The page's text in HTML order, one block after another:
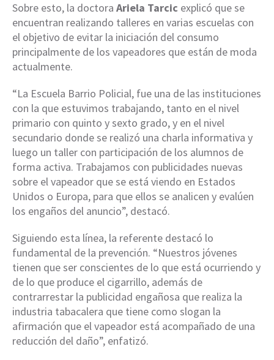
Sobre esto, la doctora Ariela Tarcic explicó que se
encuentran realizando talleres en varias escuelas con
el objetivo de evitar la iniciación del consumo
principalmente de los vapeadores que están de moda
actualmente.
“La Escuela Barrio Policial, fue una de las instituciones
con la que estuvimos trabajando, tanto en el nivel
primario con quinto y sexto grado, y en el nivel
secundario donde se realizó una charla informativa y
luego un taller con participación de los alumnos de
forma activa. Trabajamos con publicidades nuevas
sobre el vapeador que se está viendo en Estados
Unidos o Europa, para que ellos se analicen y evalúen
los engaños del anuncio”, destacó.
Siguiendo esta línea, la referente destacó lo
fundamental de la prevención. “Nuestros jóvenes
tienen que ser conscientes de lo que está ocurriendo y
de lo que produce el cigarrillo, además de
contrarrestar la publicidad engañosa que realiza la
industria tabacalera que tiene como slogan la
afirmación que el vapeador está acompañado de una
reducción del daño”, enfatizó.